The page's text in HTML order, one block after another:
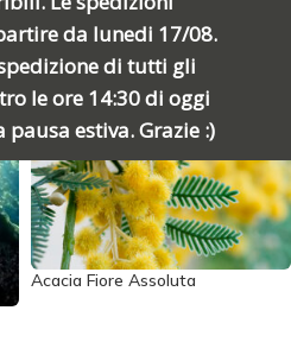
da lunedi 17/08.
di tutti gli
le ore 14:30 di oggi
estiva. Grazie :)
Acacia Fiore Assoluta